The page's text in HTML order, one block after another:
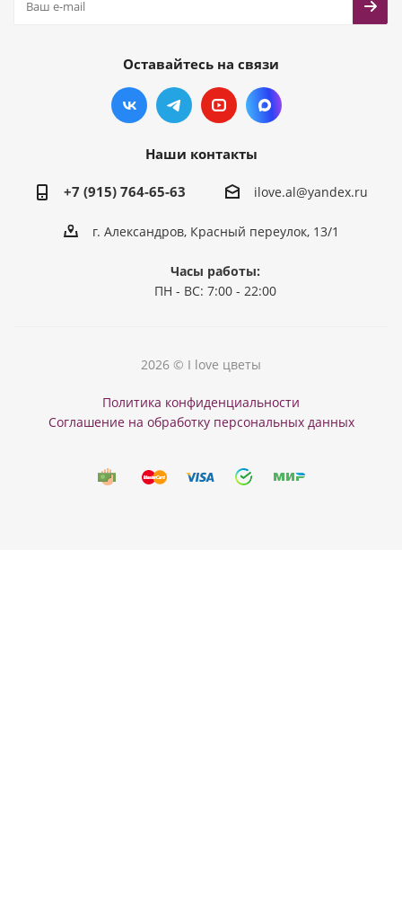
Оставайтесь на связи
Наши контакты
+7 (915) 764-65-63 ilove.al@yandex.ru
г. Александров, Красный переулок, 13/1
Часы работы:
ПН - ВС: 7:00 - 22:00
2026 © I love цветы
Политика конфиденциальности
Соглашение на обработку персональных данных